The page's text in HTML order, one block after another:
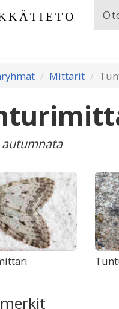
Mittarit